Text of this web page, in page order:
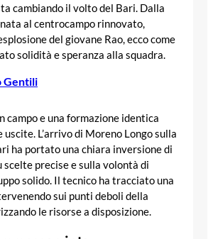
cambiando il volto del Bari. Dalla
al centrocampo rinnovato,
del giovane Rao, ecco come
solidità e speranza alla squadra.
Gentili
campo e una formazione identica
uscite. L’arrivo di Moreno Longo sulla
ha portato una chiara inversione di
scelte precise e sulla volontà di
solido. Il tecnico ha tracciato una
sui punti deboli della
le risorse a disposizione.